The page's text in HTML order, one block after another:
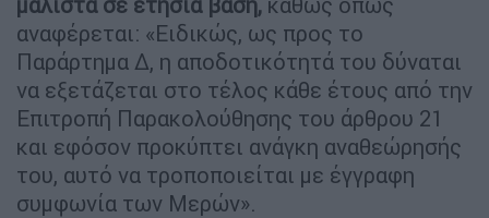
αναφέρεται: «Ειδικώς, ως προς το
Παράρτημα Δ, η αποδοτικότητά του δύναται
να εξετάζεται στο τέλος κάθε έτους από την
Επιτροπή Παρακολούθησης του άρθρου 21
και εφόσον προκύπτει ανάγκη αναθεώρησής
του, αυτό να τροποποιείται με έγγραφη
συμφωνία των Μερών».